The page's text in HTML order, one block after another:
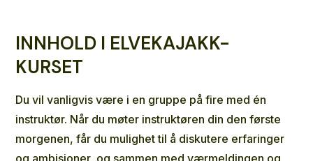
INNHOLD I ELVEKAJAKK-
KURSET
Du vil vanligvis være i en gruppe på fire med én
instruktør. Når du møter instruktøren din den første
morgenen, får du mulighet til å diskutere erfaringer